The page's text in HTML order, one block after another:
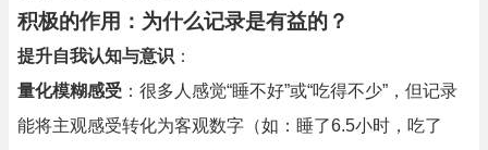
积极的作用：为什么记录是有益的？
提升自我认知与意识 ：
量化模糊感受 ：很多人感觉“睡不好”或“吃得不少”，但记录
能将主观感受转化为客观数字（如：睡了6.5小时，吃了